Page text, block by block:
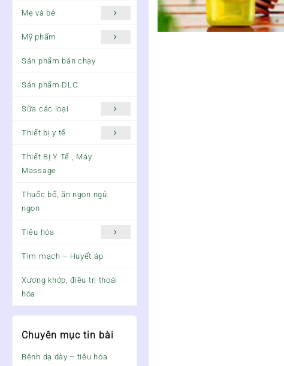
Mẹ và bé
Mỹ phẩm
Sản phẩm bán chạy
Sản phẩm DLC
Sữa các loại
Thiết bị y tế
Thiết Bị Y Tế , Máy
Massage
Thuốc bổ, ăn ngon ngủ
ngon
Tiêu hóa
Tim mạch – Huyết áp
Xương khớp, điều trị thoái
hóa
Chuyên mục tin bài
Bệnh dạ dày – tiêu hóa